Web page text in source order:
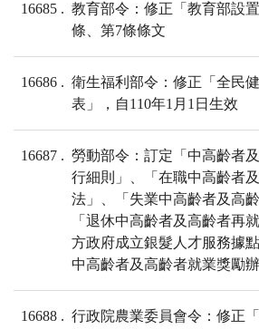
16685
教育部令：修正「教育部設
條、第7條條文
16686
衛生福利部令：修正「全民
表」，自110年1月1日生效
16687
勞動部令：訂定「中高齡者
行細則」、「在職中高齡者
法」、「失業中高齡者及高
「退休中高齡者及高齡者再
方政府成立銀髮人才服務據
中高齡者及高齡者就業獎勵辦
16688
行政院農業委員會令：修正